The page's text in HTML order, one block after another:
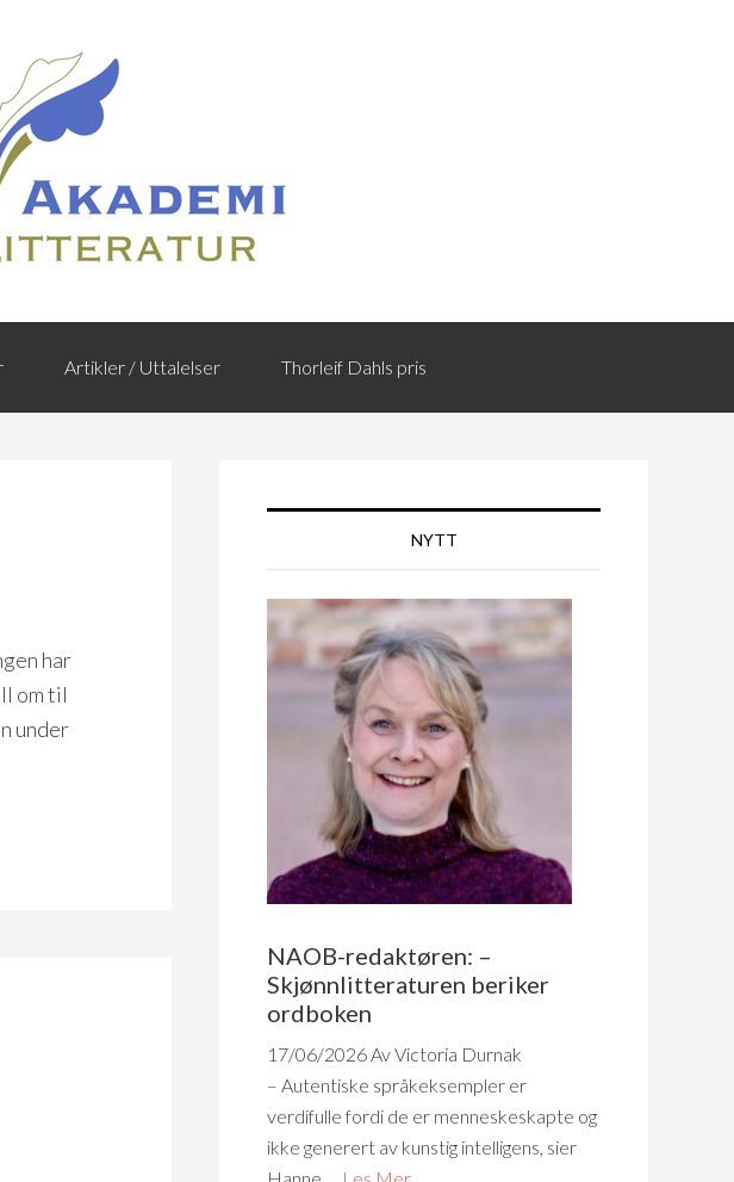
Artikler / Uttalelser Thorleif Dahls pris
har
om til
under
NYTT
NAOB-redaktøren: –
Skjønnlitteraturen beriker
ordboken
17/06/2026Av Victoria Durnak
– Autentiske språkeksempler er
verdifulle fordi de er menneskeskapte og
ikke generert av kunstig intelligens, sier